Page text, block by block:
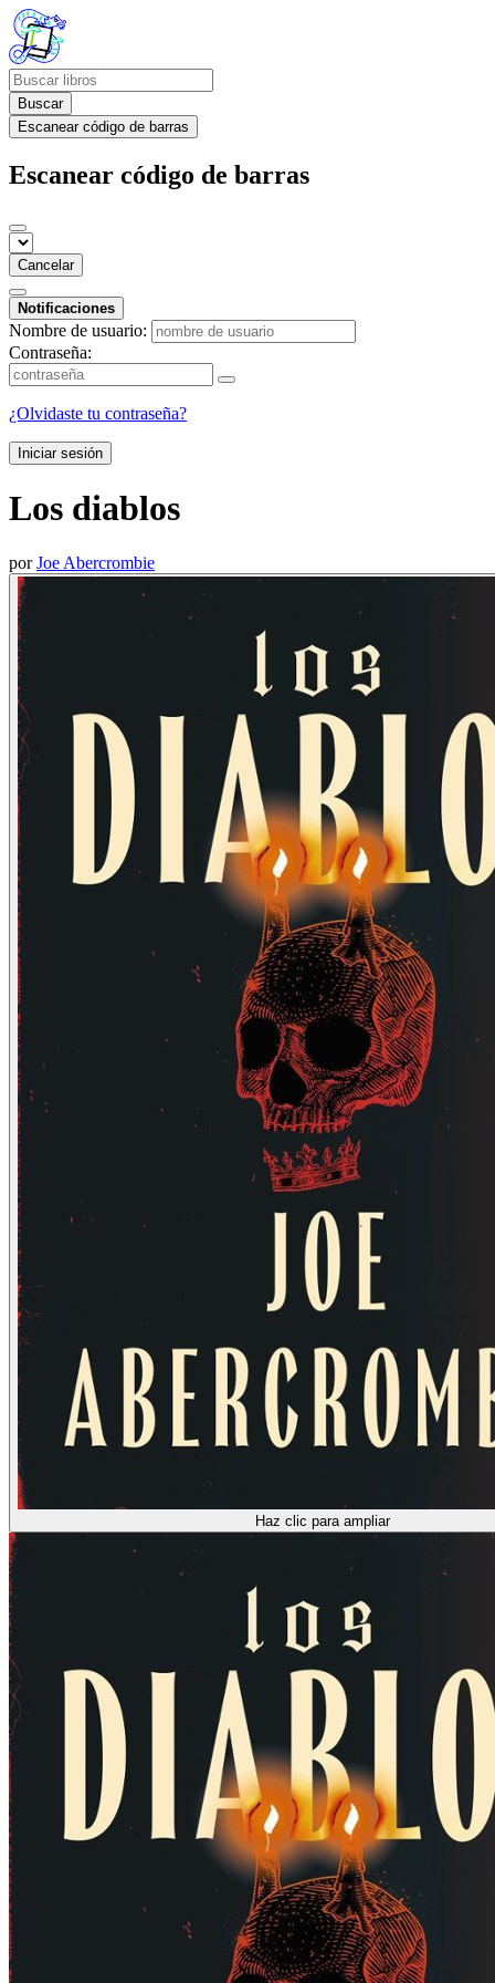
Buscar
Escanear código de barras
Escanear código de barras
Cancelar
Notificaciones
Nombre de usuario:
Contraseña:
¿Olvidaste tu contraseña?
Iniciar sesión
Los diablos
porJoe Abercrombie
Haz clic para ampliar